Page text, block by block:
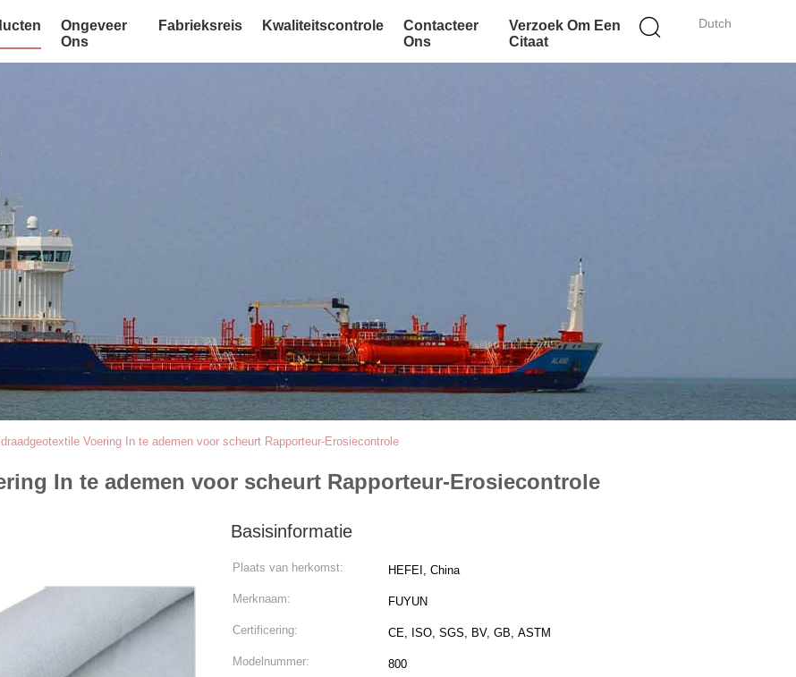
Dutch
Ongeveer
Ons
Fabrieksreis Kwaliteitscontrole
Contacteer
Ons
Verzoek Om Een
Citaat
Voering In te ademen voor scheurt Rapporteur-Erosiecontrole
In te ademen voor scheurt Rapporteur-Erosiecontrole
Basisinformatie
Plaats van herkomst: HEFEI, China
Merknaam: FUYUN
Certificering: CE, ISO, SGS, BV, GB, ASTM
Modelnummer: 800